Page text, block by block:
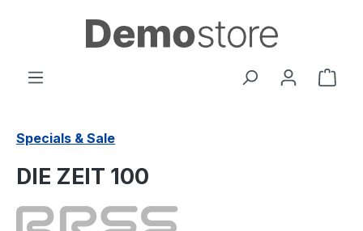
Passa al contenuto principale
Il
Specials & Sale
DIE ZEIT 100